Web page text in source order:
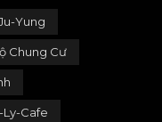
Yung
Chung Cư
Ly-Cafe